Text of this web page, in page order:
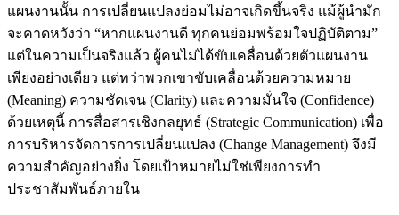
แผนงานนั้น การเปลี่ยนแปลงย่อมไม่อาจเกิดขึ้นจริง แม้ผู้นำมัก
จะคาดหวังว่า “หากแผนงานดี ทุกคนย่อมพร้อมใจปฏิบัติตาม”
แต่ในความเป็นจริงแล้ว ผู้คนไม่ได้ขับเคลื่อนด้วยตัวแผนงาน
เพียงอย่างเดียว แต่ทว่าพวกเขาขับเคลื่อนด้วยความหมาย
(Meaning) ความชัดเจน (Clarity) และความมั่นใจ (Confidence)
ด้วยเหตุนี้ การสื่อสารเชิงกลยุทธ์ (Strategic Communication) เพื่อ
การบริหารจัดการการเปลี่ยนแปลง (Change Management) จึงมี
ความสำคัญอย่างยิ่ง โดยเป้าหมายไม่ใช่เพียงการทำ
ประชาสัมพันธ์ภายใน